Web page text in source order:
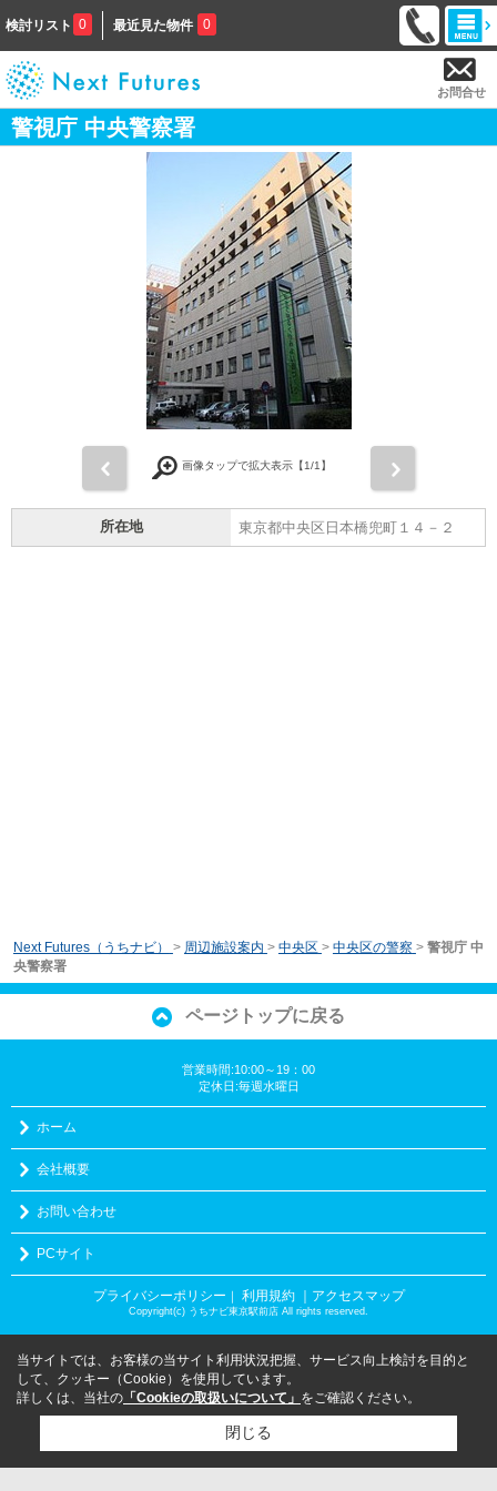
検討リスト 0 最近見た物件 0
お問合せ
警視庁 中央警察署
画像タップで拡大表示【1/1】
所在地 東京都中央区日本橋兜町１４－２
Next Futures（うちナビ） > 周辺施設案内 > 中央区 > 中央区の警察 > 警視庁 中
央警察署
ページトップに戻る
営業時間:10:00～19：00
定休日:毎週水曜日
ホーム
会社概要
お問い合わせ
PCサイト
プライバシーポリシー ｜ 利用規約 ｜アクセスマップ
Copyright(c) うちナビ東京駅前店 All rights reserved.
当サイトでは、お客様の当サイト利用状況把握、サービス向上検討を目的と
して、クッキー（Cookie）を使用しています。
詳しくは、当社の 「Cookieの取扱いについて」 をご確認ください。
閉じる